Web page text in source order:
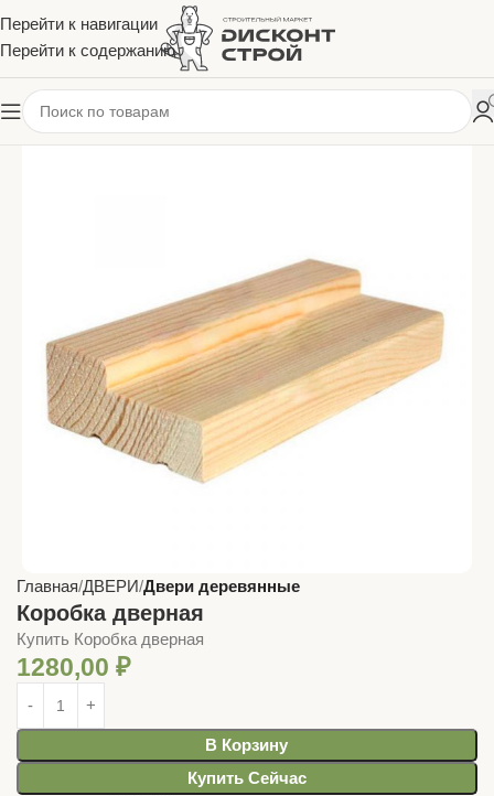
Перейти к навигации
Перейти к содержанию
Главная ДВЕРИ Двери деревянные
Коробка дверная
Купить Коробка дверная
1280,00 ₽
В Корзину
Купить Сейчас